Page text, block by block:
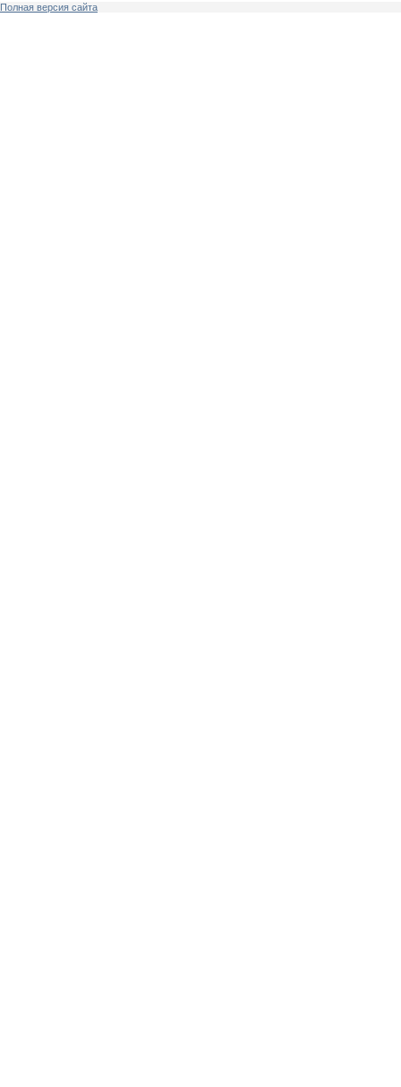
Полная версия сайта